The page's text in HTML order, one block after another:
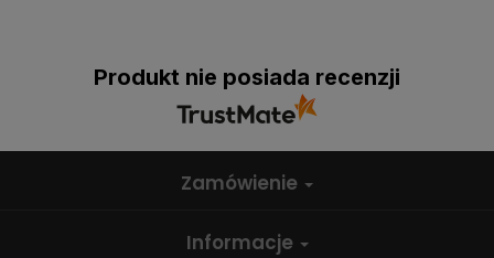
Produkt nie posiada recenzji
Zamówienie
Informacje